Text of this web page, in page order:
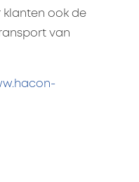
klanten ook de
van